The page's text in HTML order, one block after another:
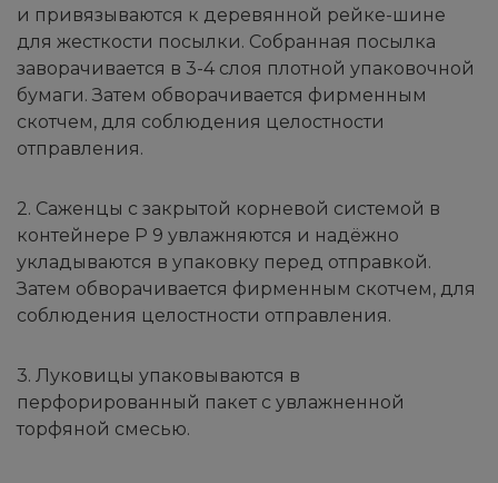
и привязываются к деревянной рейке-шине
для жесткости посылки. Собранная посылка
заворачивается в 3-4 слоя плотной упаковочной
бумаги. Затем обворачивается фирменным
скотчем, для соблюдения целостности
отправления.
2. Саженцы с закрытой корневой системой в
контейнере Р 9 увлажняются и надёжно
укладываются в упаковку перед отправкой.
Затем обворачивается фирменным скотчем, для
соблюдения целостности отправления.
3. Луковицы упаковываются в
перфорированный пакет с увлажненной
торфяной смесью.